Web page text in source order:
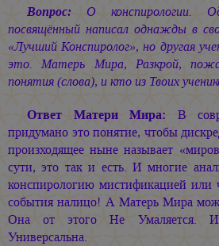
Вопрос: О конспирологии.
посвящённый написал однажды в
«Лучший Конспиролог», но другая
это. Матерь Мира, Разкрой,
понятия (слова), и кто из Твоих
Ответ Матери Мира: В
придумано это понятие, чтобы
произходящее ныне называет
сути, это так и есть. И многие
конспирологию мистификацией
события налицо! А Матерь Мира
Она от этого Не Умаляется.
Универсальна.